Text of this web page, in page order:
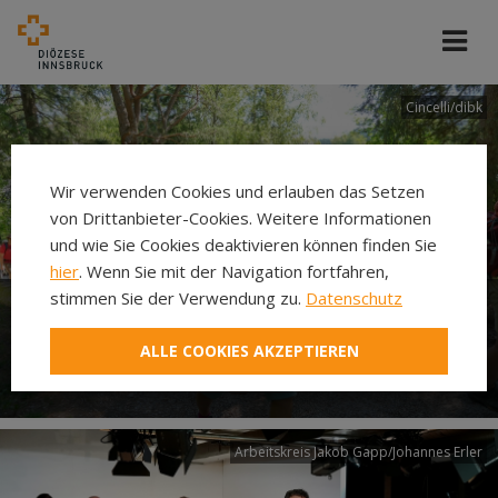
Cincelli/dibk
Neuer Pilgerweg Via
Laudato si’
Arbeitskreis Jakob Gapp/Johannes Erler
Wir verwenden Cookies und erlauben das Setzen
von Drittanbieter-Cookies. Weitere Informationen
und wie Sie Cookies deaktivieren können finden Sie
hier. Wenn Sie mit der Navigation fortfahren,
stimmen Sie der Verwendung zu. Datenschutz
ALLE COOKIES AKZEPTIEREN